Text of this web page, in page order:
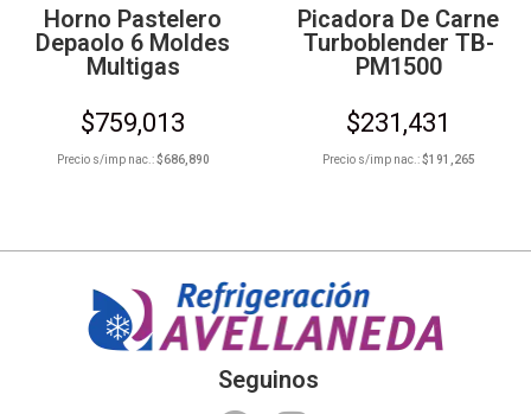
Horno Pastelero
Depaolo 6 Moldes
Multigas
$759,013
Precio s/imp nac.:$686,890
Picadora De Carne
Turboblender TB-
PM1500
$231,431
Precio s/imp nac.:$191,265
Seguinos